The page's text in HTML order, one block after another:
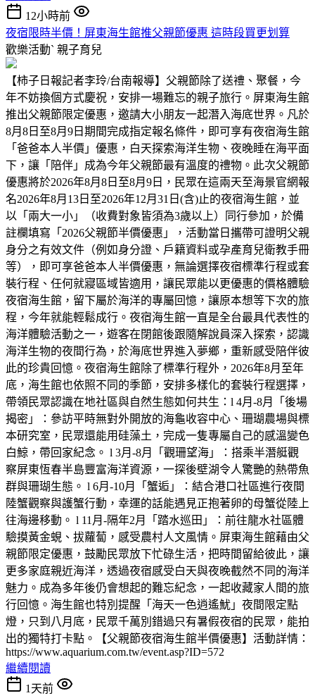
12小時前
夜宿限時半價！屏東海生館推父親節優惠 這時段買更划算
歡樂活動ˋ 親子育兒
【柿子日報記者李玲/台南報導】父親節除了送禮、聚餐，今
年不妨換個方式慶祝，安排一場難忘的親子旅行。屏東海生館
推出父親節限定優惠，邀請大小朋友一起潛入海底世界。凡於
8月8日至8月9日期間完成指定報名條件，即可享有夜宿海生館
「爸爸本人半價」優惠，白天探索海洋生物、夜晚睡在海平面
下，讓「陪伴」成為今年父親節最有溫度的禮物。此次父親節
優惠將於2026年8月8日至8月9日，民眾在這兩天至海景官網報
名2026年8月13日至2026年12月31日(含)止的夜宿海生館，並
以「兩大一小」（收費對象皆須為3歲以上）同行參加，於備
註欄填寫「2026父親節半價優惠」，活動當日攜帶可證明父親
身分之有效文件（例如身分證、戶籍資料或孕產育兒衛教手冊
等），即可享爸爸本人半價優惠，無論選擇夜宿標準行程或套
裝行程、任何就寢區域皆適用，讓民眾能以更優惠的價格體驗
夜宿海生館，留下屬於海洋的專屬回憶，讓原本想等下次的旅
程，今年就能輕鬆成行。夜宿海生館一直是全台最具代表性的
海洋體驗活動之一，遊客在閉館後跟隨解說員深入探索，認識
海洋生物的夜間行為，於海底世界進入夢鄉，重新感受陪伴彼
此的珍貴回憶。夜宿海生館除了標準行程外，2026年8月至年
底，海生館也依照不同的季節，安排多樣化的套裝行程選擇，
帶領民眾認識在地社區與自然生態如何共生：l 4月-8月「後場
揭密」：參訪平時無對外開放的海龜收容中心、珊瑚農場與標
本研究室，民眾還能用硅藻土，完成一隻專屬自己的感溫變色
白鯨，帶回家紀念。 l 3月-8月「觀珊望海」：搭乘半潛艇觀
察屏東恆春半島豐富海洋資源，一探後壁湖令人驚艷的熱帶魚
群與珊瑚生態。 l 6月-10月「蟹逅」：結合港口社區進行夜間
陸蟹觀察與護蟹行動，幸運的話能遇見正抱著卵的母蟹從陸上
往海邊移動。 l 11月-隔年2月「踏水巡田」：前往龍水社區體
驗摸黃金蜆、拔蘿蔔，感受農村人文風情。屏東海生館藉由父
親節限定優惠，鼓勵民眾放下忙碌生活，把時間留給彼此，讓
更多家庭親近海洋，透過夜宿感受白天與夜晚截然不同的海洋
魅力。成為多年後仍會想起的難忘紀念，一起收藏家人間的旅
行回憶。海生館也特別提醒「海天一色逍遙魷」夜間限定點
燈，只到八月底，民眾千萬別錯過只有暑假夜宿的民眾，能拍
出的獨特打卡點。【父親節夜宿海生館半價優惠】活動詳情：
https://www.aquarium.com.tw/event.asp?ID=572
繼續閱讀
1天前